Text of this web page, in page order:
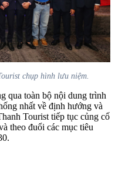
chụp hình lưu niệm.
qua toàn bộ nội dung trình
nhất về định hướng và
Tourist tiếp tục củng cố
theo đuổi các mục tiêu